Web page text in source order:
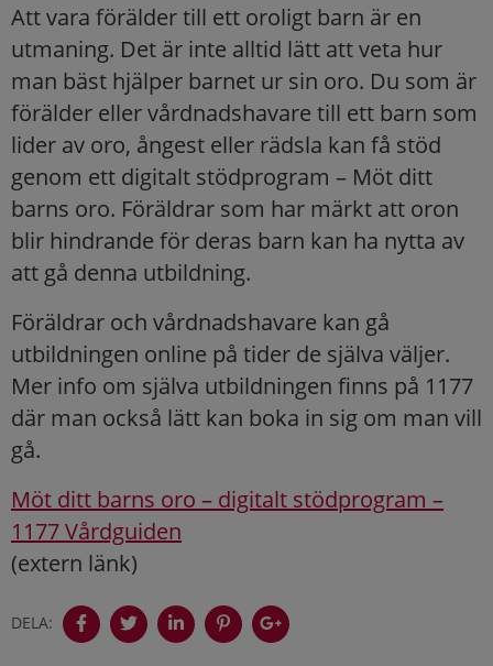
Att vara förälder till ett oroligt barn är en
utmaning. Det är inte alltid lätt att veta hur
man bäst hjälper barnet ur sin oro. Du som är
förälder eller vårdnadshavare till ett barn som
lider av oro, ångest eller rädsla kan få stöd
genom ett digitalt stödprogram – Möt ditt
barns oro. Föräldrar som har märkt att oron
blir hindrande för deras barn kan ha nytta av
att gå denna utbildning.
Föräldrar och vårdnadshavare kan gå
utbildningen online på tider de själva väljer.
Mer info om själva utbildningen finns på 1177
där man också lätt kan boka in sig om man vill
gå.
Möt ditt barns oro – digitalt stödprogram –
1177 Vårdguiden
(extern länk)
DELA: